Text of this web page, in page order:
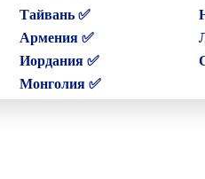
Тайвань ✅
Армения ✅
Иордания ✅
Монголия ✅